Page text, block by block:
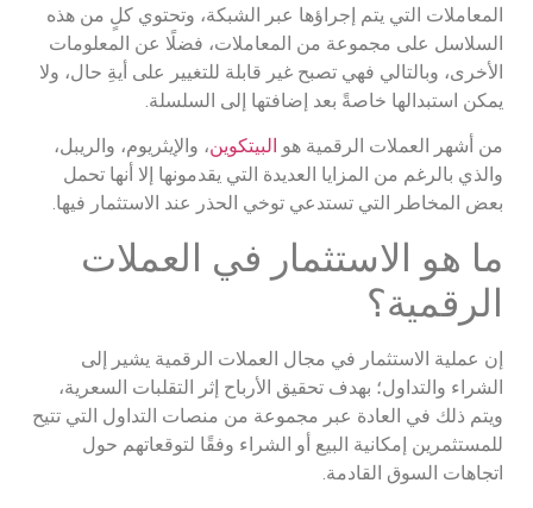
المعاملات التي يتم إجراؤها عبر الشبكة، وتحتوي كلٍ من هذه
السلاسل على مجموعة من المعاملات، فضلًا عن المعلومات
الأخرى، وبالتالي فهي تصبح غير قابلة للتغيير على أيةِ حال، ولا
يمكن استبدالها خاصةً بعد إضافتها إلى السلسلة.
من أشهر العملات الرقمية هو البيتكوين، والإيثريوم، والريبل،
والذي بالرغم من المزايا العديدة التي يقدمونها إلا أنها تحمل
بعض المخاطر التي تستدعي توخي الحذر عند الاستثمار فيها.
ما هو الاستثمار في العملات
الرقمية؟
إن عملية الاستثمار في مجال العملات الرقمية يشير إلى
الشراء والتداول؛ بهدف تحقيق الأرباح إثر التقلبات السعرية،
ويتم ذلك في العادة عبر مجموعة من منصات التداول التي تتيح
للمستثمرين إمكانية البيع أو الشراء وفقًا لتوقعاتهم حول
اتجاهات السوق القادمة.